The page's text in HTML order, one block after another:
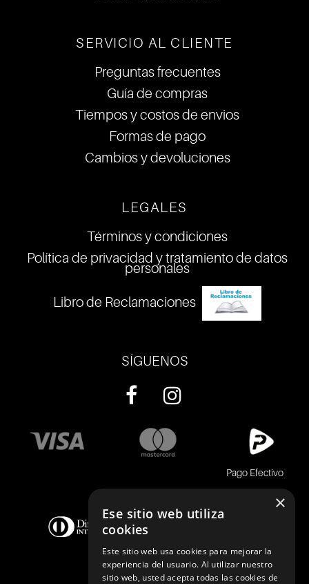
SERVICIO AL CLIENTE
Preguntas frecuentes
Guía de compras
Tiempos y costos de envios
Formas de pago
Cambios y devoluciones
LEGALES
Términos y condiciones
Política de privacidad y tratamiento de datos
personales
Libro de Reclamaciones
SÍGUENOS
Pago Efectivo
×
Ese sitio web utiliza
cookies
Este sitio web usa cookies para mejorar la
experiencia del usuario. Al utilizar nuestro
sitio web, usted acepta todas las cookies de